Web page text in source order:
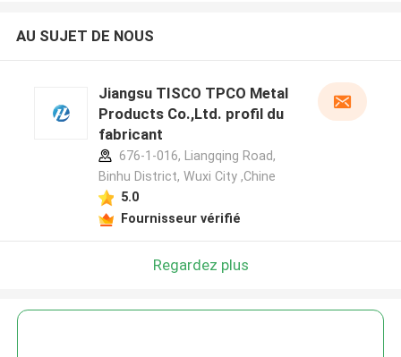
AU SUJET DE NOUS
Jiangsu TISCO TPCO Metal
Products Co.,Ltd. profil du
fabricant
676-1-016, Liangqing Road,
Binhu District, Wuxi City ,Chine
5.0
Fournisseur vérifié
Regardez plus